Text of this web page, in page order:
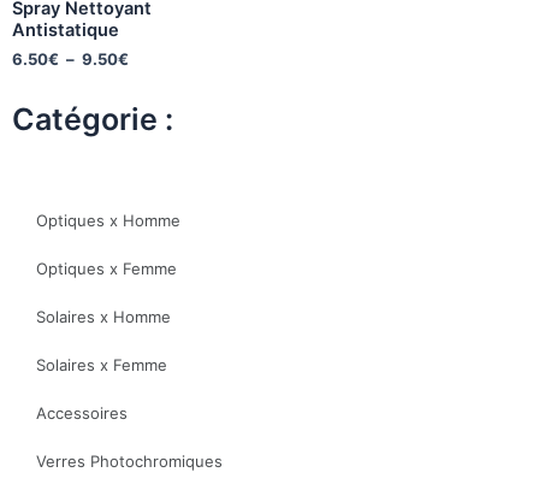
Spray Nettoyant
Antistatique
6.50€ – 9.50€
Catégorie :
Optiques x Homme
Optiques x Femme
Solaires x Homme
Solaires x Femme
Accessoires
Verres Photochromiques